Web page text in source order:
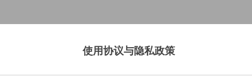
使用协议与隐私政策